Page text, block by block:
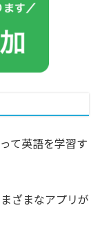
て英語を学習す
ざまなアプリが